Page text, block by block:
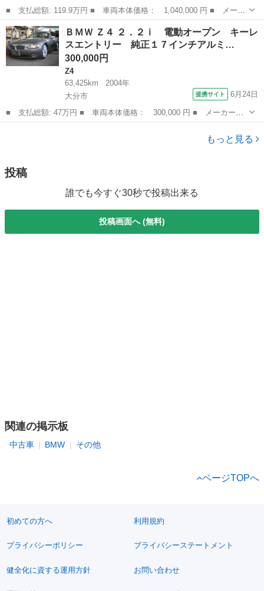
■ 支払総額: 119.9万円 ■ 車両本体価格： 1,040,000 円 ■ メーカ
ー名： ＢＭＷ ■ 車種名： Ｚ４ ■ グレード名： ｓＤｒｉｖｅ
２３ｉ ☆電動ルーフ☆赤黒コンビレザー調シートカバー☆パドルシ
フト☆１...
福岡 久留米市
ＢＭＷ Ｚ４ ２．２ｉ 電動オープン キーレ
スエントリー 純正１７インチアルミ…
300,000円
Z4
63,425km
2004年
大分市
提携サイト 6月24日
■ 支払総額: 47万円 ■ 車両本体価格： 300,000 円 ■ メーカー
名： ＢＭＷ ■ 車種名： Ｚ４ ■ グレード名： ２．２ｉ 電動
オープン キーレスエントリー 純正１７インチアルミホイール Ｃ
もっと見る
投稿
誰でも今すぐ30秒で投稿出来る
投稿画面へ (無料)
関連の掲示板
中古車 BMW その他
ページTOPへ
初めての方へ 利用規約
プライバシーポリシー プライバシーステートメント
健全化に資する運用方針 お問い合わせ